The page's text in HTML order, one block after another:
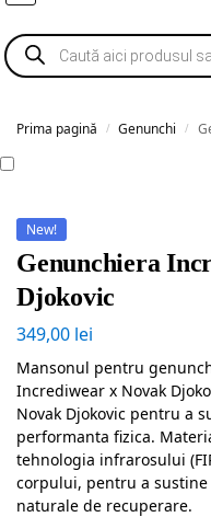
Prima pagină / Genunchi /
New!
Genunchiera
Djokovic
349,00 lei
Mansonul pentru
Incrediwear x Novak
Novak Djokovic pentru a
performanta fizica.
tehnologia infrarosului
corpului, pentru a
naturale de recuperare.